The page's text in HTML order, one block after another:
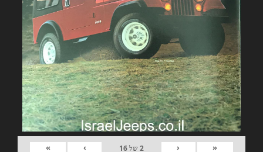
«
‹
2של16
›
»